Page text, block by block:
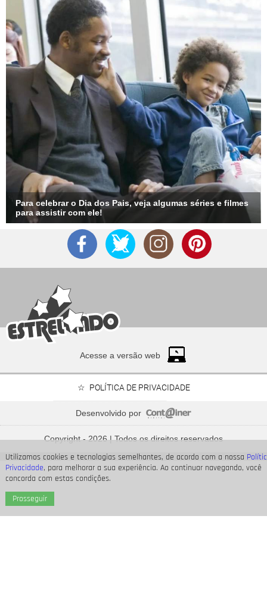
Utilizamos cookies e tecnologias semelhantes, de acordo com a nossa
Privacidade, para melhorar a sua experiência. Ao continuar navegando, você
concorda com estas condições.
Prosseguir
Para celebrar o Dia dos Pais, veja algumas séries e filmes
para assistir com ele!
que passarão o Dia dos Pais à espera de seus bebês
Acesse a versão web
POLÍTICA DE PRIVACIDADE
Desenvolvido por
Copyright - 2026 | Todos os direitos reservados